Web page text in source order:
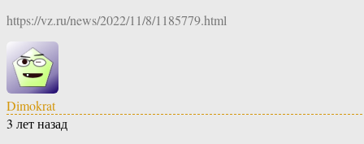
https://vz.ru/news/2022/11/8/1185779.html
Dimokrat
3 лет назад